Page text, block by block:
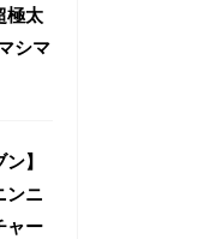
極太
シマ
】
ンニ
ャー